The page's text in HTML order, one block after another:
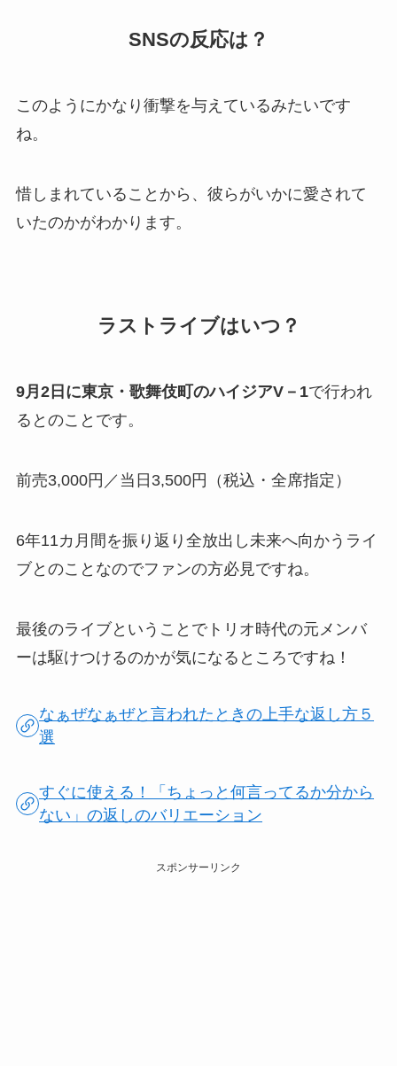
SNSの反応は？
このようにかなり衝撃を与えているみたいです
ね。
惜しまれていることから、彼らがいかに愛されて
いたのかがわかります。
ラストライブはいつ？
9月2日に東京・歌舞伎町のハイジアV－1で行われ
るとのことです。
前売3,000円／当日3,500円（税込・全席指定）
6年11カ月間を振り返り全放出し未来へ向かうライ
ブとのことなのでファンの方必見ですね。
最後のライブということでトリオ時代の元メンバ
ーは駆けつけるのかが気になるところですね！
なぁぜなぁぜと言われたときの上手な返し方５
選
すぐに使える！「ちょっと何言ってるか分から
ない」の返しのバリエーション
スポンサーリンク